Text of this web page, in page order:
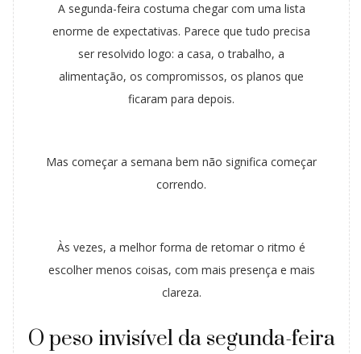
A segunda-feira costuma chegar com uma lista
enorme de expectativas. Parece que tudo precisa
ser resolvido logo: a casa, o trabalho, a
alimentação, os compromissos, os planos que
ficaram para depois.
Mas começar a semana bem não significa começar
correndo.
Às vezes, a melhor forma de retomar o ritmo é
escolher menos coisas, com mais presença e mais
clareza.
O peso invisível da segunda-feira